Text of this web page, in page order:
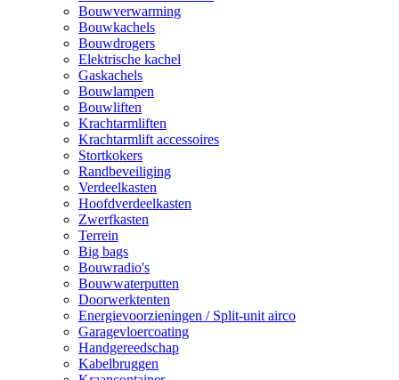
Bouwverwarming
Bouwkachels
Bouwdrogers
Elektrische kachel
Gaskachels
Bouwlampen
Bouwliften
Krachtarmliften
Krachtarmlift accessoires
Stortkokers
Randbeveiliging
Verdeelkasten
Hoofdverdeelkasten
Zwerfkasten
Terrein
Big bags
Bouwradio's
Bouwwaterputten
Doorwerktenten
Energievoorzieningen / Split-unit airco
Garagevloercoating
Handgereedschap
Kabelbruggen